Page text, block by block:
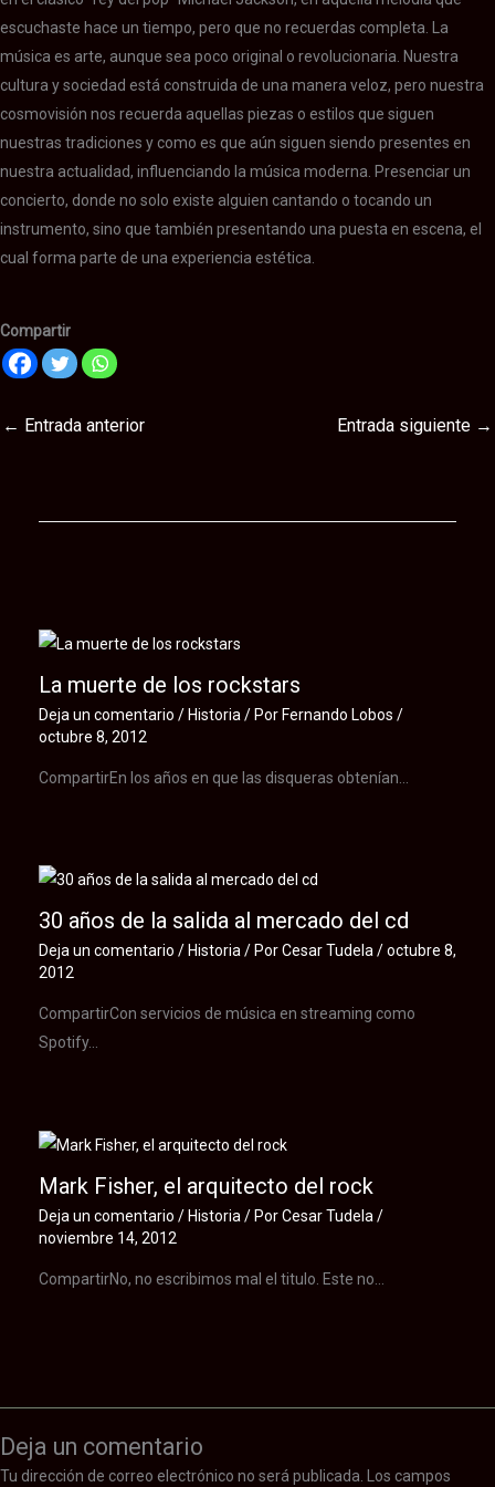
escuchaste hace un tiempo, pero que no recuerdas completa. La
música es arte, aunque sea poco original o revolucionaria. Nuestra
cultura y sociedad está construida de una manera veloz, pero nuestra
cosmovisión nos recuerda aquellas piezas o estilos que siguen
nuestras tradiciones y como es que aún siguen siendo presentes en
nuestra actualidad, influenciando la música moderna. Presenciar un
concierto, donde no solo existe alguien cantando o tocando un
instrumento, sino que también presentando una puesta en escena, el
cual forma parte de una experiencia estética.
Compartir
← Entrada anterior Entrada siguiente →
La muerte de los rockstars
Deja un comentario / Historia / Por Fernando Lobos /
octubre 8, 2012
CompartirEn los años en que las disqueras obtenían…
30 años de la salida al mercado del cd
Deja un comentario / Historia/ PorCesar Tudela/octubre 8,
2012
CompartirCon servicios de música en streaming como
Spotify…
Mark Fisher, el arquitecto del rock
Deja un comentario / Historia / PorCesar Tudela /
noviembre 14, 2012
CompartirNo, no escribimos mal el titulo. Este no…
Deja un comentario
Tu dirección de correo electrónico no será publicada.
Los campos